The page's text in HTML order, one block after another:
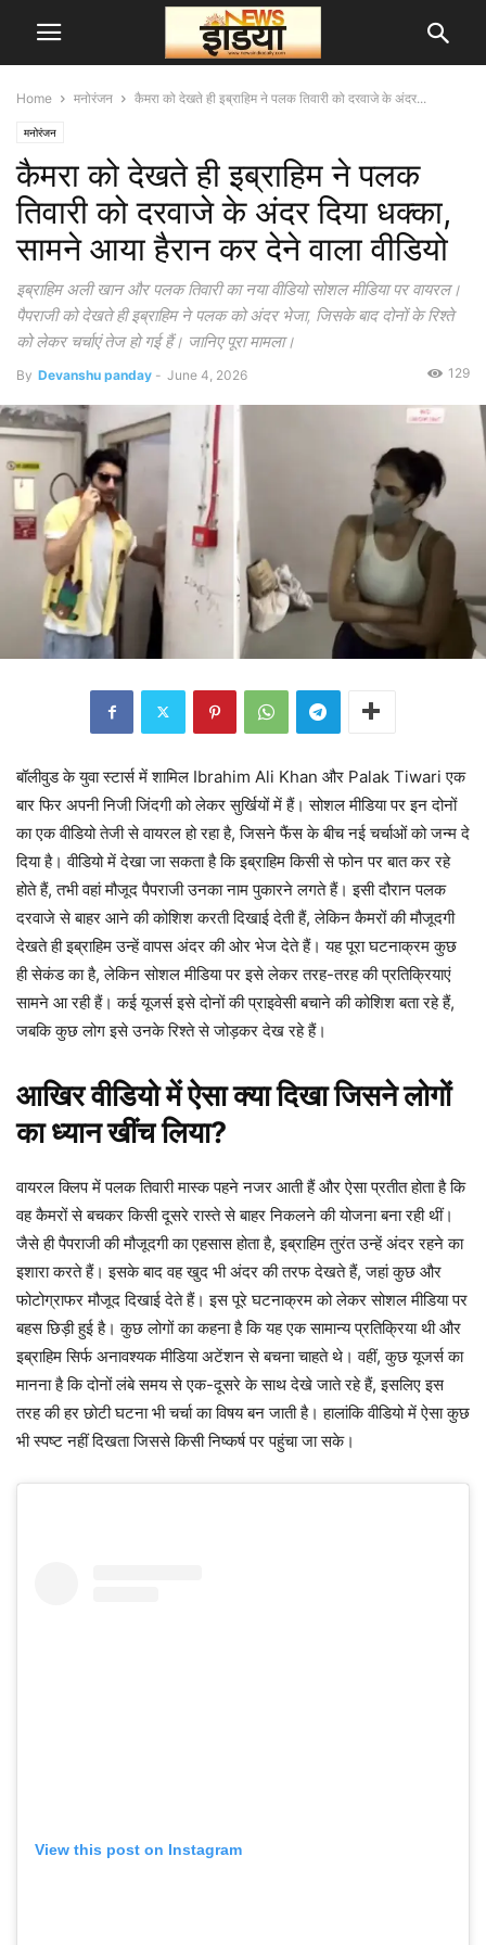
Home मनोरंजन कैमरा को देखते ही इब्राहिम ने पलक तिवारी को दरवाजे के अंदर...
मनोरंजन
कैमरा को देखते ही इब्राहिम ने पलक
तिवारी को दरवाजे के अंदर दिया धक्का,
सामने आया हैरान कर देने वाला वीडियो
इब्राहिम अली खान और पलक तिवारी का नया वीडियो सोशल मीडिया पर वायरल।
पैपराजी को देखते ही इब्राहिम ने पलक को अंदर भेजा, जिसके बाद दोनों के रिश्ते
को लेकर चर्चाएं तेज हो गई हैं। जानिए पूरा मामला।
By Devanshu panday - June 4, 2026 129
बॉलीवुड के युवा स्टार्स में शामिल Ibrahim Ali Khan और Palak Tiwari एक
बार फिर अपनी निजी जिंदगी को लेकर सुर्खियों में हैं। सोशल मीडिया पर इन दोनों
का एक वीडियो तेजी से वायरल हो रहा है, जिसने फैंस के बीच नई चर्चाओं को जन्म दे
दिया है। वीडियो में देखा जा सकता है कि इब्राहिम किसी से फोन पर बात कर रहे
होते हैं, तभी वहां मौजूद पैपराजी उनका नाम पुकारने लगते हैं। इसी दौरान पलक
दरवाजे से बाहर आने की कोशिश करती दिखाई देती हैं, लेकिन कैमरों की मौजूदगी
देखते ही इब्राहिम उन्हें वापस अंदर की ओर भेज देते हैं। यह पूरा घटनाक्रम कुछ
ही सेकंड का है, लेकिन सोशल मीडिया पर इसे लेकर तरह-तरह की प्रतिक्रियाएं
सामने आ रही हैं। कई यूजर्स इसे दोनों की प्राइवेसी बचाने की कोशिश बता रहे हैं,
जबकि कुछ लोग इसे उनके रिश्ते से जोड़कर देख रहे हैं।
आखिर वीडियो में ऐसा क्या दिखा जिसने लोगों
का ध्यान खींच लिया?
वायरल क्लिप में पलक तिवारी मास्क पहने नजर आती हैं और ऐसा प्रतीत होता है कि
वह कैमरों से बचकर किसी दूसरे रास्ते से बाहर निकलने की योजना बना रही थीं।
जैसे ही पैपराजी की मौजूदगी का एहसास होता है, इब्राहिम तुरंत उन्हें अंदर रहने का
इशारा करते हैं। इसके बाद वह खुद भी अंदर की तरफ देखते हैं, जहां कुछ और
फोटोग्राफर मौजूद दिखाई देते हैं। इस पूरे घटनाक्रम को लेकर सोशल मीडिया पर
बहस छिड़ी हुई है। कुछ लोगों का कहना है कि यह एक सामान्य प्रतिक्रिया थी और
इब्राहिम सिर्फ अनावश्यक मीडिया अटेंशन से बचना चाहते थे। वहीं, कुछ यूजर्स का
मानना है कि दोनों लंबे समय से एक-दूसरे के साथ देखे जाते रहे हैं, इसलिए इस
तरह की हर छोटी घटना भी चर्चा का विषय बन जाती है। हालांकि वीडियो में ऐसा कुछ
भी स्पष्ट नहीं दिखता जिससे किसी निष्कर्ष पर पहुंचा जा सके।
View this post on Instagram